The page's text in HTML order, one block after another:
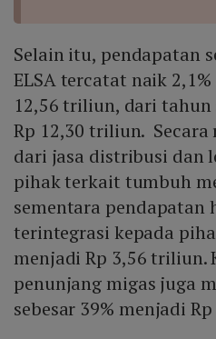
Selain itu, pendapatan
ELSA tercatat naik
12,56 triliun, dari tahun
Rp 12,30 triliun.
dari jasa distribusi dan
pihak terkait tumbuh
sementara pendapatan
terintegrasi kepada
menjadi Rp 3,56 triliun.
penunjang migas juga
sebesar 39% menjadi